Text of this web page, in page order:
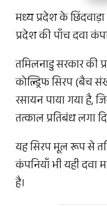
मध्य प्रदेश के
प्रदेश की पाँच दवा
तमिलनाडु सरकार की
कोल्ड्रिफ सिरप (बैच
रसायन पाया गया है,
तत्काल प्रतिबंध लगा
यह सिरप मूल रूप से
कंपनियाँ भी यही
है।